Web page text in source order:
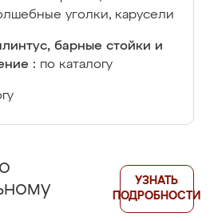
уголки, карусели
барные стойки и
: по каталогу
УЗНАТЬ
ПОДРОБНОСТИ